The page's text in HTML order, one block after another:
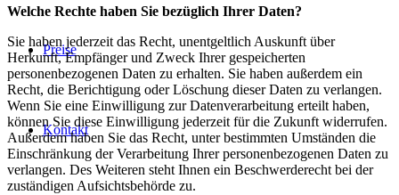
Preise
Kontakt
Welche Rechte haben Sie bezüglich Ihrer Daten?
Sie haben jederzeit das Recht, unentgeltlich Auskunft über
Herkunft, Empfänger und Zweck Ihrer gespeicherten
personenbezogenen Daten zu erhalten. Sie haben außerdem ein
Recht, die Berichtigung oder Löschung dieser Daten zu verlangen.
Wenn Sie eine Einwilligung zur Datenverarbeitung erteilt haben,
können Sie diese Einwilligung jederzeit für die Zukunft widerrufen.
Außerdem haben Sie das Recht, unter bestimmten Umständen die
Einschränkung der Verarbeitung Ihrer personenbezogenen Daten zu
verlangen. Des Weiteren steht Ihnen ein Beschwerderecht bei der
zuständigen Aufsichtsbehörde zu.